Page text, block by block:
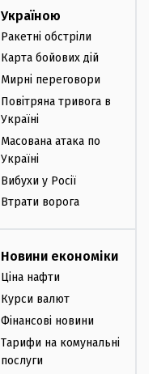
Україною
Ракетні обстріли
Карта бойових дій
Мирні переговори
Повітряна тривога в
Україні
Масована атака по
Україні
Вибухи у Росії
Втрати ворога
Новини економіки
Ціна нафти
Курси валют
Фінансові новини
Тарифи на комунальні
послуги